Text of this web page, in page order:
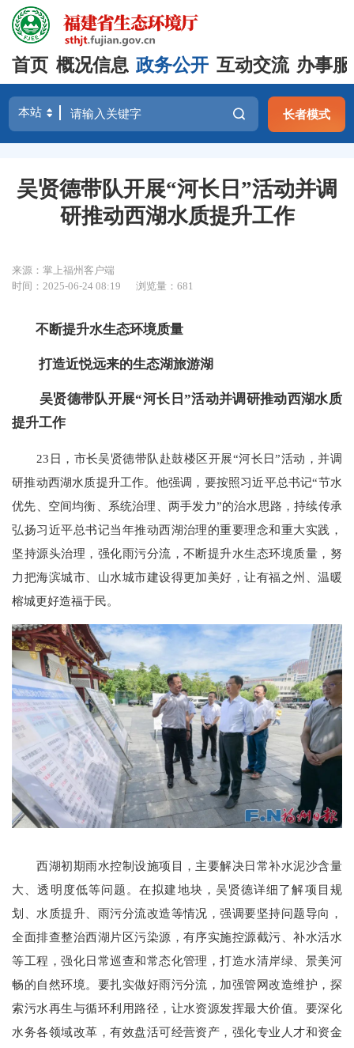
首页 概况信息 政务公开 互动交流 办事
长者模式
吴贤德带队开展“河长日”活动并调
研推动西湖水质提升工作
来源：掌上福州客户端
时间：2025-06-24 08:19
浏览量：681
不断提升水生态环境质量
打造近悦远来的生态湖旅游湖
吴贤德带队开展“河长日”活动并调研推动西湖水质
提升工作
23日，市长吴贤德带队赴鼓楼区开展“河长日”活动，并调
研推动西湖水质提升工作。他强调，要按照习近平总书记“节水
优先、空间均衡、系统治理、两手发力”的治水思路，持续传承
弘扬习近平总书记当年推动西湖治理的重要理念和重大实践，
坚持源头治理，强化雨污分流，不断提升水生态环境质量，努
力把海滨城市、山水城市建设得更加美好，让有福之州、温暖
榕城更好造福于民。
西湖初期雨水控制设施项目，主要解决日常补水泥沙含量
大、透明度低等问题。在拟建地块，吴贤德详细了解项目规
划、水质提升、雨污分流改造等情况，强调要坚持问题导向，
全面排查整治西湖片区污染源，有序实施控源截污、补水活水
等工程，强化日常巡查和常态化管理，打造水清岸绿、景美河
畅的自然环境。要扎实做好雨污分流，加强管网改造维护，探
索污水再生与循环利用路径，让水资源发挥最大价值。要深化
水务各领域改革，有效盘活可经营资产，强化专业人才和资金